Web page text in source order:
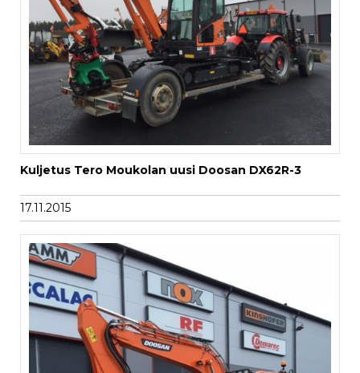
Kuljetus Tero Moukolan uusi Doosan DX62R-3
17.11.2015